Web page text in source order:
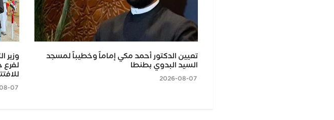
تعيين الدكتور أحمد مكي إماماً وخطيباً لمسجد
السيد البدوي بطنطا
وزير
لفرع
2026-08-07